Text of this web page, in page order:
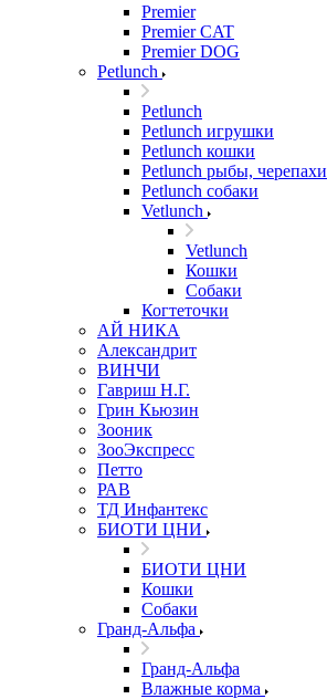
Premier
Premier CAT
Premier DOG
Petlunch
Petlunch
Petlunch игрушки
Petlunch кошки
Petlunch рыбы, черепахи
Petlunch собаки
Vetlunch
Vetlunch
Кошки
Собаки
Когтеточки
АЙ НИКА
Александрит
ВИНЧИ
Гавриш Н.Г.
Грин Кьюзин
Зооник
ЗооЭкспресс
Петто
РАВ
ТД Инфантекс
БИОТИ ЦНИ
БИОТИ ЦНИ
Кошки
Собаки
Гранд-Альфа
Гранд-Альфа
Влажные корма